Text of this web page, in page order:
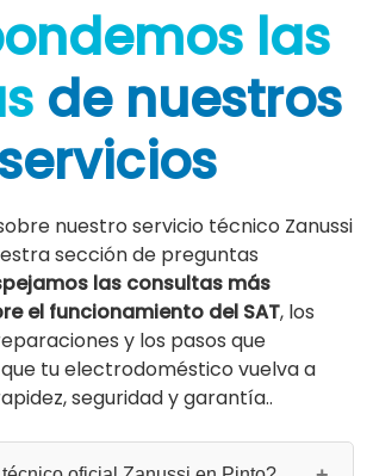
las
de nuestros
nuestro servicio técnico Zanussi
sección de preguntas
las consultas más
el funcionamiento del SAT, los
y los pasos que
tu electrodoméstico vuelva a
seguridad y garantía..